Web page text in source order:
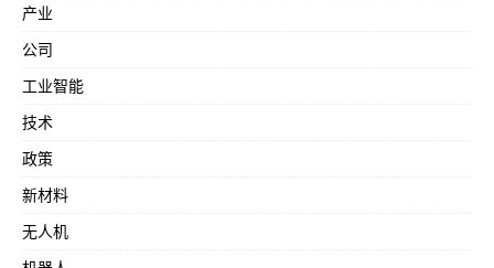
产业
公司
工业智能
技术
政策
新材料
无人机